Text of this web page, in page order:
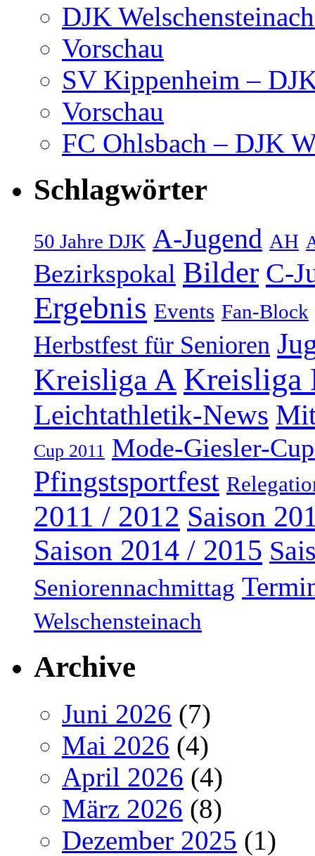
DJK
Vorschau
SV Kippenheim –
Vorschau
FC Ohlsbach – DJK
Schlagwörter
50 Jahre DJK A-Jugend AH
Bezirkspokal Bilder C-
Ergebnis Events Fan-Block
Herbstfest für Senioren
Kreisliga A Kreisliga
Leichtathletik-News
Cup 2011 Mode-Giesler-
Pfingstsportfest
2011 / 2012 Saison
Saison 2014 / 2015
Seniorennachmittag
Welschensteinach
Archive
Juni 2026 (7)
Mai 2026 (4)
April 2026 (4)
März 2026 (8)
Dezember 2025 (1)